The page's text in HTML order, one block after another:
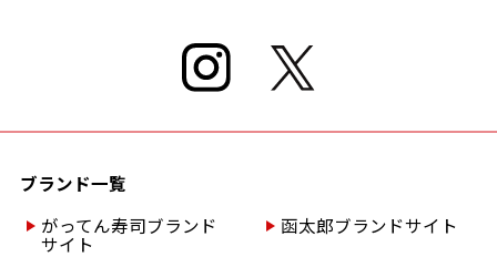
ブランド一覧
がってん寿司ブランド
サイト
函太郎ブランドサイト